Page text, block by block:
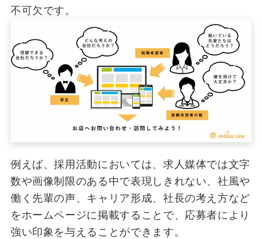
不可欠です。
例えば、採用活動においては、求人媒体では文字
数や画像制限のある中で表現しきれない、社風や
働く先輩の声、キャリア形成、社長の考え方など
をホームページに掲載することで、応募者により
強い印象を与えることができます。